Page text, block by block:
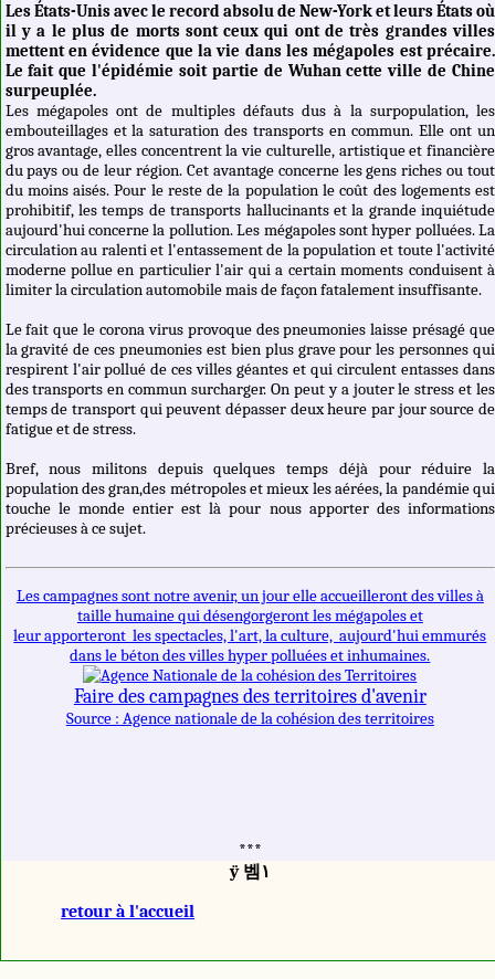
Les États-Unis avec le record absolu de New-York et leurs États où
il y a le plus de morts sont ceux qui ont de très grandes villes
mettent en évidence que la vie dans les mégapoles est précaire.
Le fait que l'épidémie soit partie de Wuhan cette ville de Chine
surpeuplée.
Les mégapoles ont de multiples défauts dus à la surpopulation, les
embouteillages et la saturation des transports en commun. Elle ont un
gros avantage, elles concentrent la vie culturelle, artistique et financière
du pays ou de leur région. Cet avantage concerne les gens riches ou tout
du moins aisés. Pour le reste de la population le coût des logements est
prohibitif, les temps de transports hallucinants et la grande inquiétude
aujourd'hui concerne la pollution. Les mégapoles sont hyper polluées. La
circulation au ralenti et l'entassement de la population et toute l'activité
moderne pollue en particulier l'air qui a certain moments conduisent à
limiter la circulation automobile mais de façon fatalement insuffisante.
Le fait que le corona virus provoque des pneumonies laisse présagé que
la gravité de ces pneumonies est bien plus grave pour les personnes qui
respirent l'air pollué de ces villes géantes et qui circulent entasses dans
des transports en commun surcharger. On peut y a jouter le stress et les
temps de transport qui peuvent dépasser deux heure par jour source de
fatigue et de stress.
Bref, nous militons depuis quelques temps déjà pour réduire la
population des gran,des métropoles et mieux les aérées, la pandémie qui
touche le monde entier est là pour nous apporter des informations
précieuses à ce sujet.
Les campagnes sont notre avenir, un jour elle accueilleront des villes à
taille humaine qui désengorgeront les mégapoles et
leur apporteront les spectacles, l'art, la culture, aujourd'hui emmurés
dans le béton des villes hyper polluées et inhumaines.
Faire des campagnes des territoires d'avenir
Source : Agence nationale de la cohésion des territoires
***
ÿ 벰١
retour à l'accueil